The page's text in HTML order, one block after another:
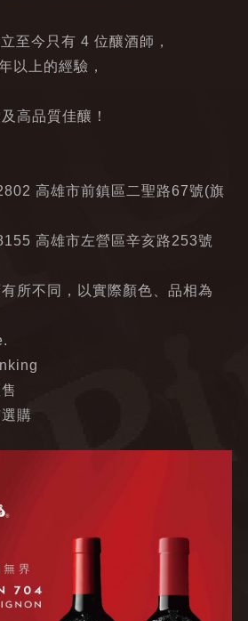
至今只有 4 位釀酒師，
以上的經驗，
高品質佳釀！
高雄市前鎮區二聖路67號(旗
高雄市左營區辛亥路253號
所不同，以實際顏色、品相為
購